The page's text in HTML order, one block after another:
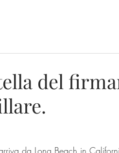
del
da Long Beach in